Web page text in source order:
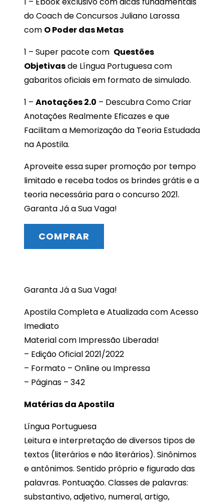
do Coach de Concursos Juliano Larossa
com O Poder das Metas
1 – Super pacote com Questões
Objetivasde Língua Portuguesa com
gabaritos oficiais em formato de simulado.
1 – Anotações 2.0 – Descubra Como Criar
Anotações Realmente Eficazes e que
Facilitam a Memorização da Teoria Estudada
na Apostila.
Aproveite essa super promoção por tempo
limitado e receba todos os brindes grátis e a
teoria necessária para o concurso 2021.
Garanta Já a Sua Vaga!
COMPRAR
Garanta Já a Sua Vaga!
Apostila Completa e Atualizada com Acesso
Imediato
Material com Impressão Liberada!
– Edição Oficial 2021/2022
– Formato – Online ou Impressa
– Páginas – 342
Matérias da Apostila
Língua Portuguesa
Leitura e interpretação de diversos tipos de
textos (literários e não literários). Sinônimos
e antônimos. Sentido próprio e figurado das
palavras. Pontuação. Classes de palavras:
substantivo, adjetivo, numeral, artigo,